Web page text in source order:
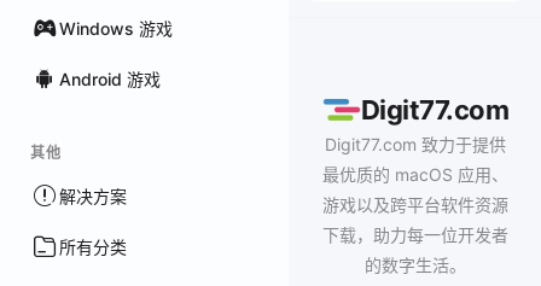
Windows 游戏
Android 游戏
其他
解决方案
所有分类
Digit77.com
Digit77.com 致力于提供
最优质的 macOS 应用、
游戏以及跨平台软件资源
下载，助力每一位开发者
的数字生活。